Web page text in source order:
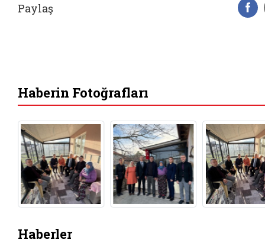
Paylaş
Haberin Fotoğrafları
Haberler